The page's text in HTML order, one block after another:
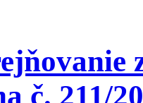
č. 211/